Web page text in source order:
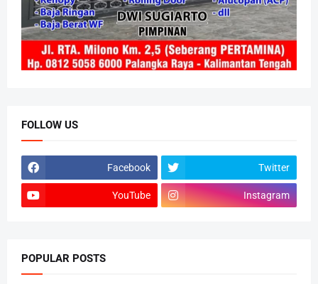
FOLLOW US
Facebook Twitter
YouTube Instagram
POPULAR POSTS